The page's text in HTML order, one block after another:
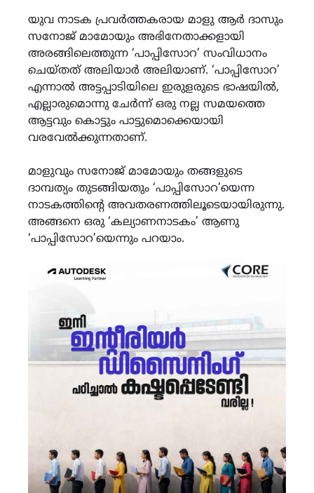
യുവ നാടക പ്രവർത്തകരായ മാളു ആർ ദാസും
സനോജ് മാമോയും അഭിനേതാക്കളായി
അരങ്ങിലെത്തുന്ന ‘പാപ്പിസോറ’ സംവിധാനം
ചെയ്തത് അലിയാർ അലിയാണ്. ‘പാപ്പിസോറ’
എന്നാൽ അട്ടപ്പാടിയിലെ ഇരുളരുടെ ഭാഷയിൽ,
എല്ലാരുമൊന്നു ചേർന്ന് ഒരു നല്ല സമയത്തെ
ആട്ടവും കൊട്ടും പാട്ടുമൊക്കെയായി
വരവേൽക്കുന്നതാണ്.
മാളുവും സനോജ് മാമോയും തങ്ങളുടെ
ദാമ്പത്യം തുടങ്ങിയതും ‘പാപ്പിസോറ’യെന്ന
നാടകത്തിന്‍റെ അവതരണത്തിലൂടെയായിരുന്നു.
അങ്ങനെ ഒരു ‘കല്യാണനാടകം’ ആണു
‘പാപ്പിസോറ’യെന്നും പറയാം.